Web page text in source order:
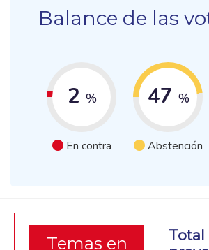
Balance de las
2 %
En contra
47 %
Abstención
Temas en
Total